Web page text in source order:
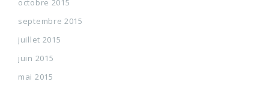
octobre 2015
septembre 2015
juillet 2015
juin 2015
mai 2015